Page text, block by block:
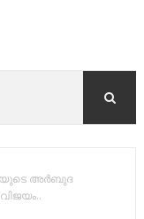
അര്‍ബുദ